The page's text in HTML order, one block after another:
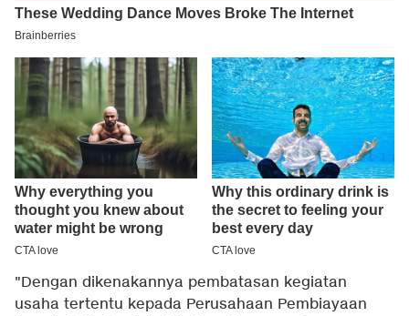
"Dengan dikenakannya pembatasan kegiatan
usaha tertentu kepada Perusahaan Pembiayaan